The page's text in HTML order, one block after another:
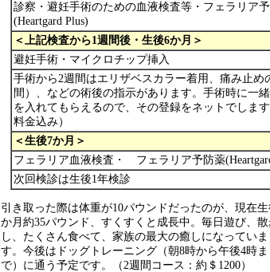
診察・避妊手術のための血液検査等・フェラリア
(Heartgard Plus)
＜上記検査から1週間後・生後6か月＞
避妊手術・マイクロチップ挿入
手術から2週間はエリザベスカラー着用、痛み止め
間）、などの術後の指示があります。手術時に一
を入れてもらえるので、その登録をネットでしま
料金込み）
＜生後7か月＞
フェラリア血液検査・ フェラリア予防薬
次回検診は生後1年検診
引き取った際は体重が10パウンドだったのが、現在生
か月約35パウンド、すくすくと成長中。毎日遊び、
し、たくさん食べて、家族の最大の癒しになっていま
す。今後はドッグトレーニング（朝8時から午後4時ま
で）に通う予定です。（2週間コース：約＄1200）